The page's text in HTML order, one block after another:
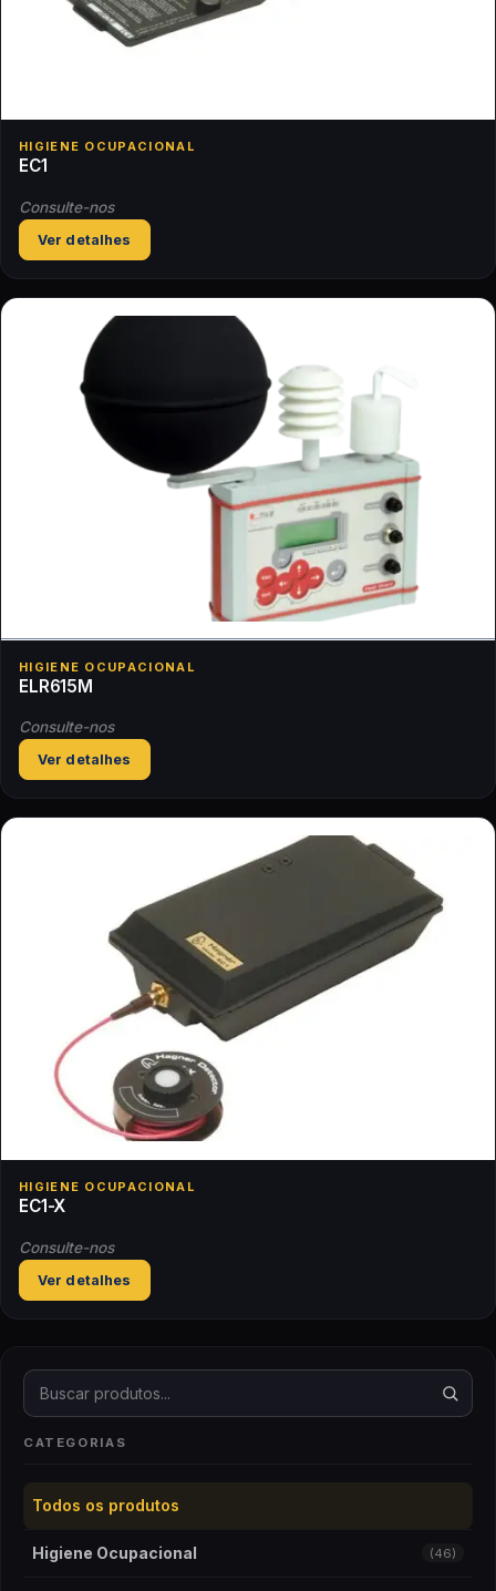
Buscar produtos
CATEGORIAS
Todos os produtos
Higiene Ocupacional (46)
HIGIENE OCUPACIONAL
EC1
Consulte-nos
Ver detalhes
HIGIENE OCUPACIONAL
ELR615M
Consulte-nos
Ver detalhes
HIGIENE OCUPACIONAL
EC1-X
Consulte-nos
Ver detalhes